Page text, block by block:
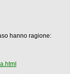
hanno ragione: